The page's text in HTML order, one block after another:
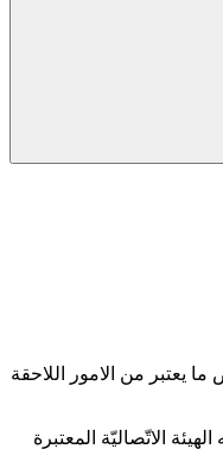
من الامور اللاحقة
الاتّصاليّة المعتبرة